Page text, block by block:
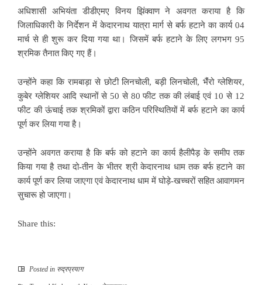
अधिशासी अभियंता डीडीएमए विनय झिंक्वाण ने अवगत कराया है कि
जिलाधिकारी के निर्देशन में केदारनाथ यात्रा मार्ग से बर्फ हटाने का कार्य 04
मार्च से ही शुरू कर दिया गया था। जिसमें बर्फ हटाने के लिए लगभग 95
श्रमिक तैनात किए गए हैं।
उन्होंने कहा कि रामबाड़ा से छोटी लिनचोली, बड़ी लिनचोली, भैंंरो ग्लेशियर,
कुबेर ग्लेशियर आदि स्थानों से 50 से 80 फीट तक की लंबाई एवं 10 से 12
फीट की ऊंचाई तक श्रमिकों द्वारा कठिन परिस्थितियों में बर्फ हटाने का कार्य
पूर्ण कर लिया गया है।
उन्होंने अवगत कराया है कि बर्फ को हटाने का कार्य हैलीपैड़ के समीप तक
किया गया है तथा दो-तीन के भीतर श्री केदारनाथ धाम तक बर्फ हटाने का
कार्य पूर्ण कर लिया जाएगा एवं केदारनाथ धाम में घोड़े-खच्चरों सहित आवागमन
सुचारू हो जाएगा।
Share this:
Posted in रुद्रप्रयाग